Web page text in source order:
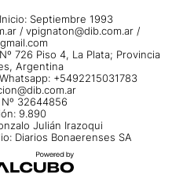
Septiembre 1993
/ vpignaton@dib.com.ar /
726 Piso 4, La Plata; Provincia
Argentina
+5492215031783
32644856
9.890
Julián Irazoqui
Diarios Bonaerenses SA